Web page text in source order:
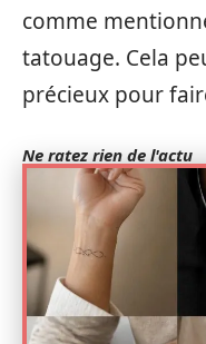
comme
tatouage. Cela
précieux pour
Ne ratez rien de l'actu